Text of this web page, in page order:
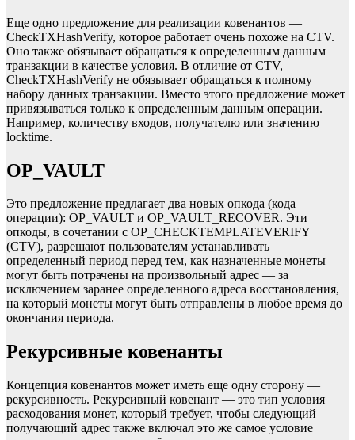
Еще одно предложение для реализации ковенантов —
CheckTXHashVerify, которое работает очень похоже на CTV.
Оно также обязывает обращаться к определенным данным
транзакции в качестве условия. В отличие от CTV,
CheckTXHashVerify не обязывает обращаться к полному
набору данных транзакции. Вместо этого предложение может
привязываться только к определенным данным операции.
Например, количеству входов, получателю или значению
locktime.
OP_VAULT
Это предложение предлагает два новых опкода (кода
операции): OP_VAULT и OP_VAULT_RECOVER. Эти
опкоды, в сочетании с OP_CHECKTEMPLATEVERIFY
(CTV), разрешают пользователям устанавливать
определенный период перед тем, как назначенные монеты
могут быть потрачены на произвольный адрес — за
исключением заранее определенного адреса восстановления,
на который монеты могут быть отправлены в любое время до
окончания периода.
Рекурсивные ковенанты
Концепция ковенантов может иметь еще одну сторону —
рекурсивность. Рекурсивный ковенант — это тип условия
расходования монет, который требует, чтобы следующий
получающий адрес также включал это же самое условие